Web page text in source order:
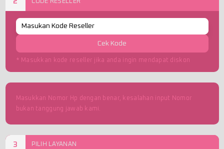
Cek Kode
* Masukkan kode reseller jika anda ingin mendapat diskon
Masukkan Nomor Hp dengan benar, kesalahan input Nomor
bukan tanggung jawab kami.
3 PILIH LAYANAN